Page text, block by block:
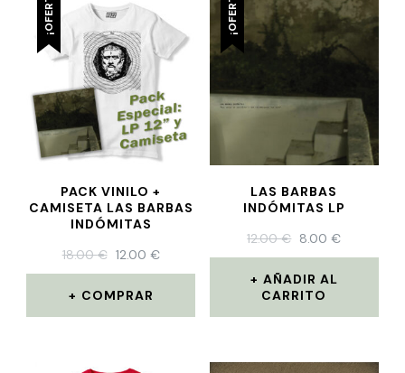
PACK VINILO +
CAMISETA LAS BARBAS
INDÓMITAS
18.00€ 12.00 €
COMPRAR
LAS BARBAS
INDÓMITAS LP
12.00€ 8.00€
AÑADIR AL
CARRITO